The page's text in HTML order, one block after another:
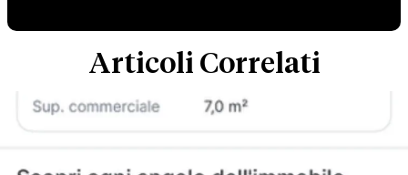
Articoli Correlati